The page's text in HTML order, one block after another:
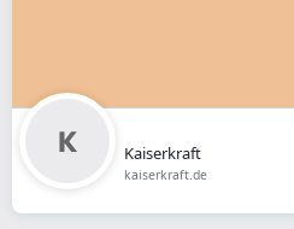
Kaiserkraft
kaiserkraft.de